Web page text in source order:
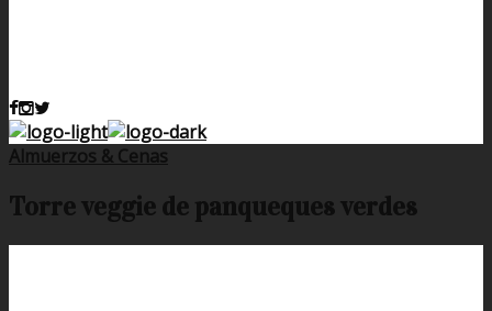
Almuerzos & Cenas
Torre veggie de panqueques verdes